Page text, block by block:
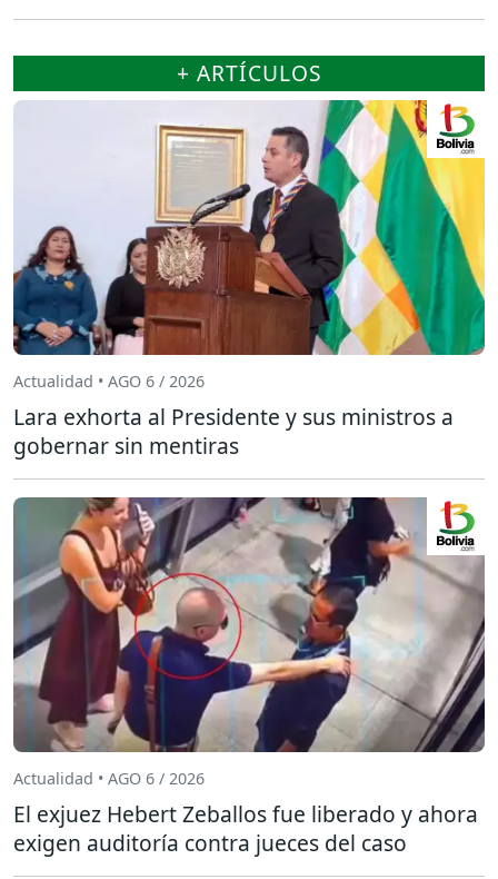
+ ARTÍCULOS
Actualidad • AGO 6 / 2026
Lara exhorta al Presidente y sus ministros a
gobernar sin mentiras
Actualidad • AGO 6 / 2026
El exjuez Hebert Zeballos fue liberado y ahora
exigen auditoría contra jueces del caso